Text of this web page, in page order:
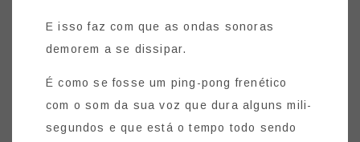
E isso faz com que as ondas sonoras
demorem a se dissipar.
É como se fosse um ping-pong frenético
com o som da sua voz que dura alguns mili-
segundos e que está o tempo todo sendo